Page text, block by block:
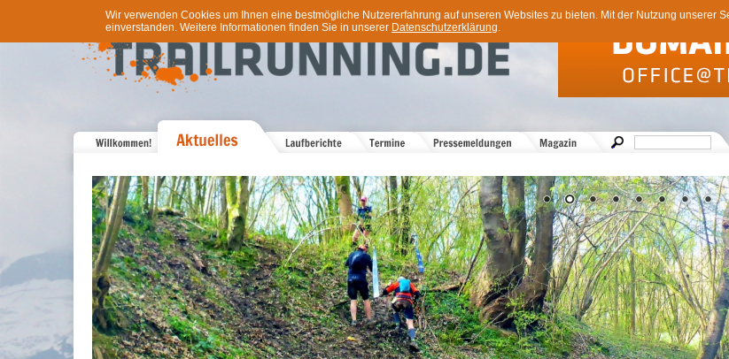
Wir verwenden Cookies um Ihnen eine bestmögliche Nutzererfahrung auf unseren Websites zu bieten. Mit der Nutzung unserer
einverstanden. Weitere Informationen finden Sie in unserer Datenschutzerklärung.